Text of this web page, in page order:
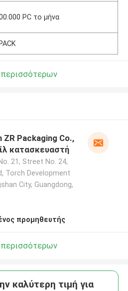
PC το μήνα
ZR Packaging Co.,
κατασκευαστή
21, Street No. 24,
Torch Development
City, Guangdong,
προμηθευτής
καλύτερη τιμή για